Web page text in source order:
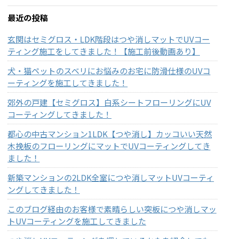
最近の投稿
玄関はセミグロス・LDK階段はつや消しマットでUVコー
ティング施工をしてきました！【施工前後動画あり】
犬・猫ペットのスベリにお悩みのお宅に防滑仕様のUVコ
ーティングを施工してきました！
郊外の戸建【セミグロス】白系シートフローリングにUV
コーティングしてきました！
都心の中古マンション1LDK【つや消し】カッコいい天然
木挽板のフローリングにマットでUVコーティングしてき
ました！
新築マンションの2LDK全室につや消しマットUVコーティ
ングしてきました！
このブログ経由のお客様で素晴らしい突板につや消しマッ
トUVコーティングを施工してきました